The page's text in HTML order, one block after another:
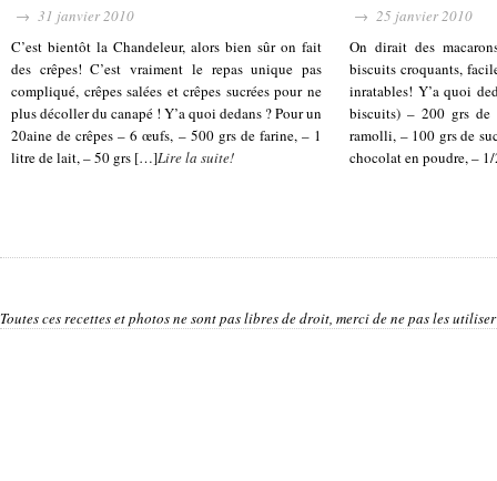
→ 31 janvier 2010
C’est bientôt la Chandeleur, alors bien sûr on fait
des crêpes! C’est vraiment le repas unique pas
compliqué, crêpes salées et crêpes sucrées pour ne
plus décoller du canapé ! Y’a quoi dedans ? Pour un
20aine de crêpes – 6 œufs, – 500 grs de farine, – 1
litre de lait, – 50 grs […]Lire la suite!
→ 25 janvier 2010
On dirait des
biscuits croquants,
inratables! Y’a quoi
biscuits) – 200 grs de
ramolli, – 100 grs de
chocolat en poudre, –
Toutes ces recettes et photos ne sont pas libres de droit, merci de ne pas les